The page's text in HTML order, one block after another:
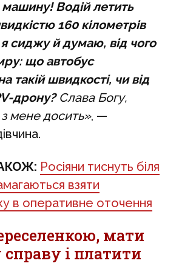
Водій летить
160 кілометрів
сиджу й думаю, від чого
що автобус
такій швидкості, чи від
дрону? Слава Богу,
мене досить», —
Росіяни тиснуть біля
взяти
в оперативне оточення
мати
справу і платити